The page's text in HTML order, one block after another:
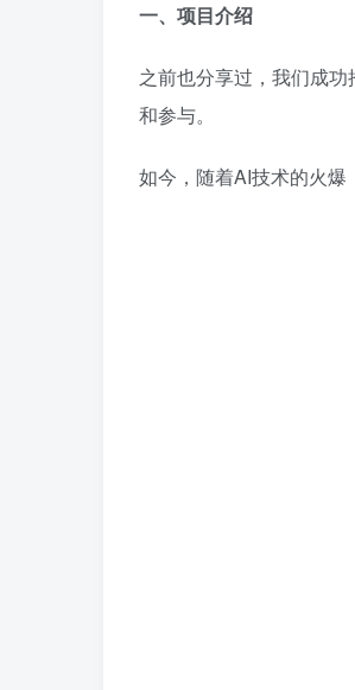
一、项目介绍
之前也分享过，我们成
和参与。
如今，随着AI技术的火爆